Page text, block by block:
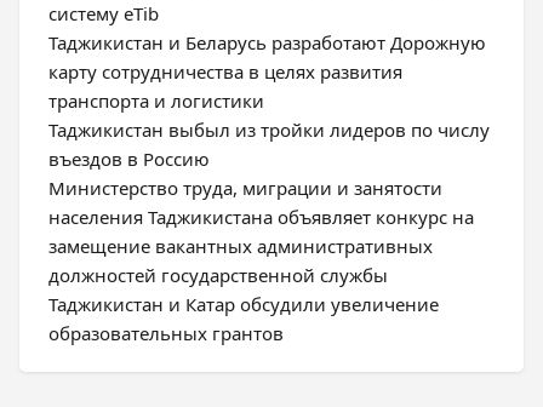
систему eTib
Таджикистан и Беларусь разработают Дорожную
карту сотрудничества в целях развития
транспорта и логистики
Таджикистан выбыл из тройки лидеров по числу
въездов в Россию
Министерство труда, миграции и занятости
населения Таджикистана объявляет конкурс на
замещение вакантных административных
должностей государственной службы
Таджикистан и Катар обсудили увеличение
образовательных грантов